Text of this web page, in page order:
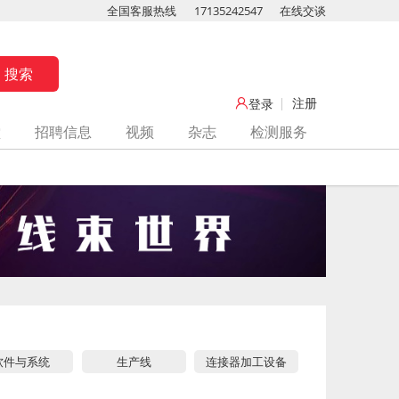
全国客服热线 17135242547 在线交谈
登录 注册
招聘信息 视频 杂志 检测服务
件与系统 生产线 连接器加工设备